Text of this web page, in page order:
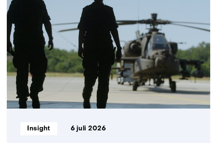
contact
op)
resultaten,
getoond
1
t/m
Informatietype:
Insight 6 juli 2026